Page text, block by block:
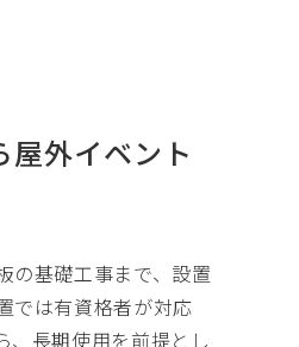
外イベント
の基礎工事まで、設置
では有資格者が対応